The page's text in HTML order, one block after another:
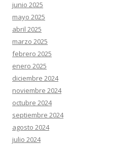
junio 2025
mayo 2025
abril 2025
marzo 2025
febrero 2025
enero 2025
diciembre 2024
noviembre 2024
octubre 2024
septiembre 2024
agosto 2024
julio 2024